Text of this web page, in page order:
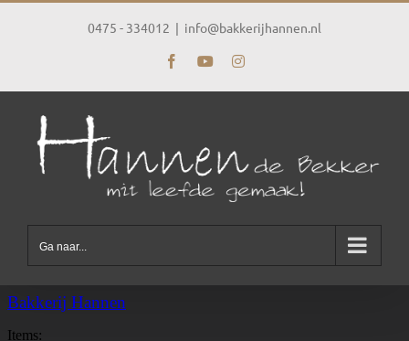
Ga
0475 - 334012 | info@bakkerijhannen.nl
FacebookYouTubeInstagram
Ga naar...